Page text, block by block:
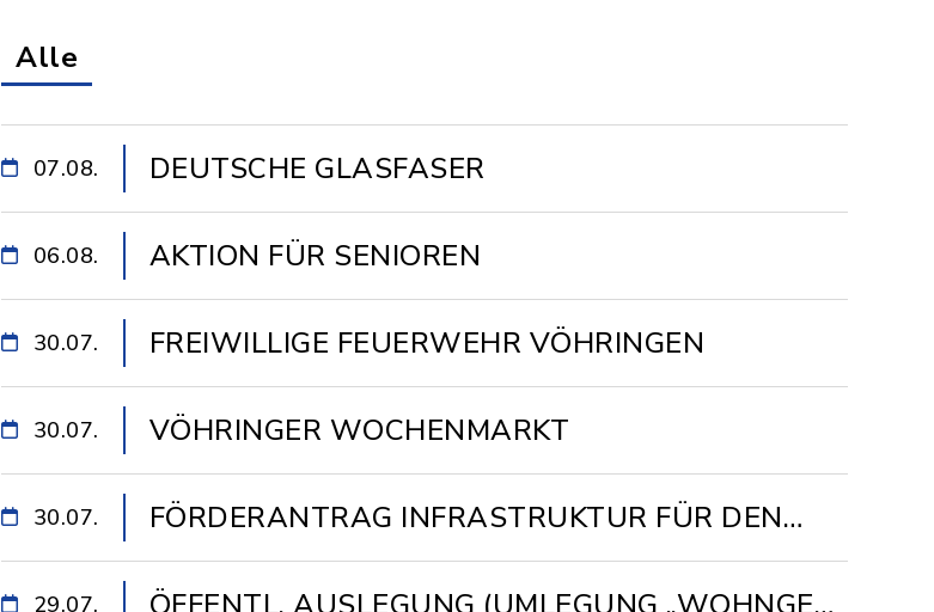
Alle
07.08. DEUTSCHE GLASFASER
06.08. AKTION FÜR SENIOREN
30.07. FREIWILLIGE FEUERWEHR VÖHRINGEN
30.07. VÖHRINGER WOCHENMARKT
30.07.
FÖRDERANTRAG INFRASTRUKTUR FÜR DEN
GEFÖRDERTEN GLASFASERAUSBAU
29.07.